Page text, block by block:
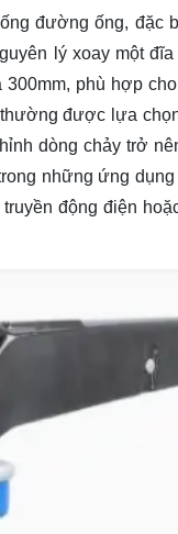
đường ống, đặc
lý xoay một
phù hợp
được lựa
dòng chảy trở
những ứng
động điện